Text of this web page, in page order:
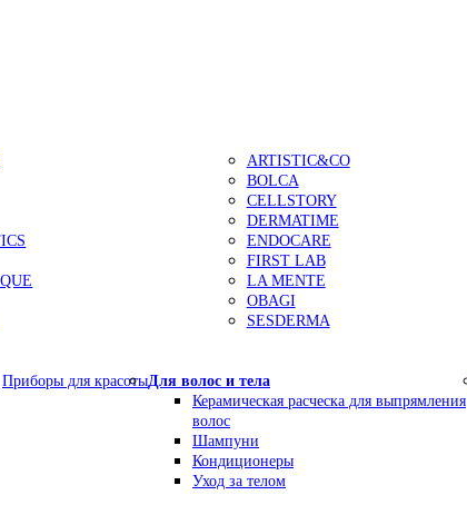
ARTISTIC&CO
BOLCA
CELLSTORY
DERMATIME
ENDOCARE
FIRST LAB
LA MENTE
OBAGI
SESDERMA
Приборы для красотыДля волос и тела
Керамическая расческа для выпрямления
волос
Шампуни
Кондиционеры
Уход за телом